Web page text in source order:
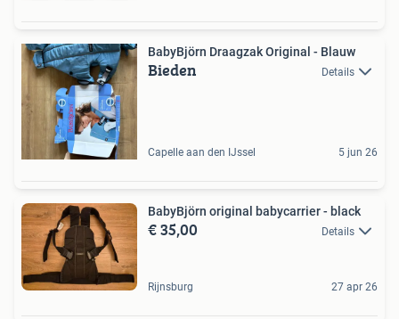
BabyBjörn Draagzak Original - Blauw
Bieden Details
Capelle aan den IJssel 5 jun 26
BabyBjörn original babycarrier - black
€ 35,00 Details
Rijnsburg 27 apr 26